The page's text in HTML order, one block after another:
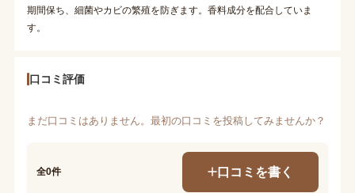
期間保ち、細菌やカビの繁殖を防ぎます。香料成分を配合していま
す。
口コミ評価
まだ口コミはありません。最初の口コミを投稿してみませんか？
全0件 口コミを書く